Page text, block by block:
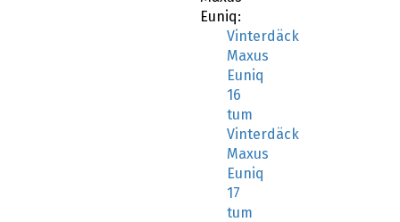
Euniq:
Vinterdäck
Maxus
Euniq
16
tum
Vinterdäck
Maxus
Euniq
17
tum